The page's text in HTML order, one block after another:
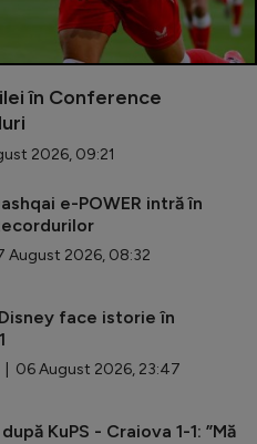
în Conference
2026, 09:21
e-POWER intră în
August 2026, 08:32
face istorie în
| 06 August 2026, 23:47
KuPS - Craiova 1-1: ”Mă